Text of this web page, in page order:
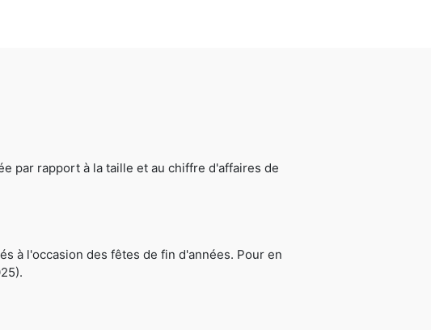
par rapport à la taille et au chiffre d'affaires de
à l'occasion des fêtes de fin d'années. Pour en